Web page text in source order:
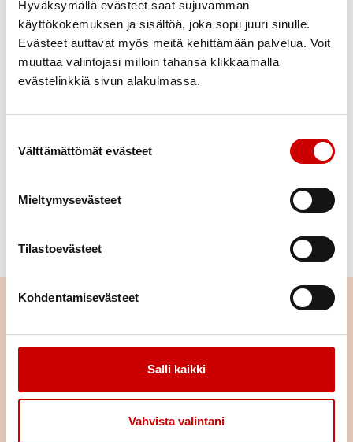
Hyväksymällä evästeet saat sujuvamman
käyttökokemuksen ja sisältöä, joka sopii juuri sinulle.
Evästeet auttavat myös meitä kehittämään palvelua. Voit
muuttaa valintojasi milloin tahansa klikkaamalla
evästelinkkiä sivun alakulmassa.
Välttämättömät evästeet
Mieltymysevästeet
Tilastoevästeet
Kohdentamisevästeet
Salli kaikki
Vahvista valintani
läppäoperaatiosta oli kyse, ja että siitä on jo 10
vuotta aikaa, sekä tietysti oireistasi. Kun
läppäleikkaus on tehty alle 40 vuoden iässä, kyseessä
taisi olla aortta- tai hiippaläpän
ultraäänitutkimukseen. Voit myös pyytää, että
käyttäytymistä. Se saattaisi antaa lisätietoa
29/06/2026
Lue seuraavaksi
johdoton tahdistin mahdollisti